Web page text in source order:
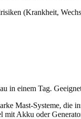
(Krankheit,
in einem Tag.
Mast-Systeme, die
mit Akku oder